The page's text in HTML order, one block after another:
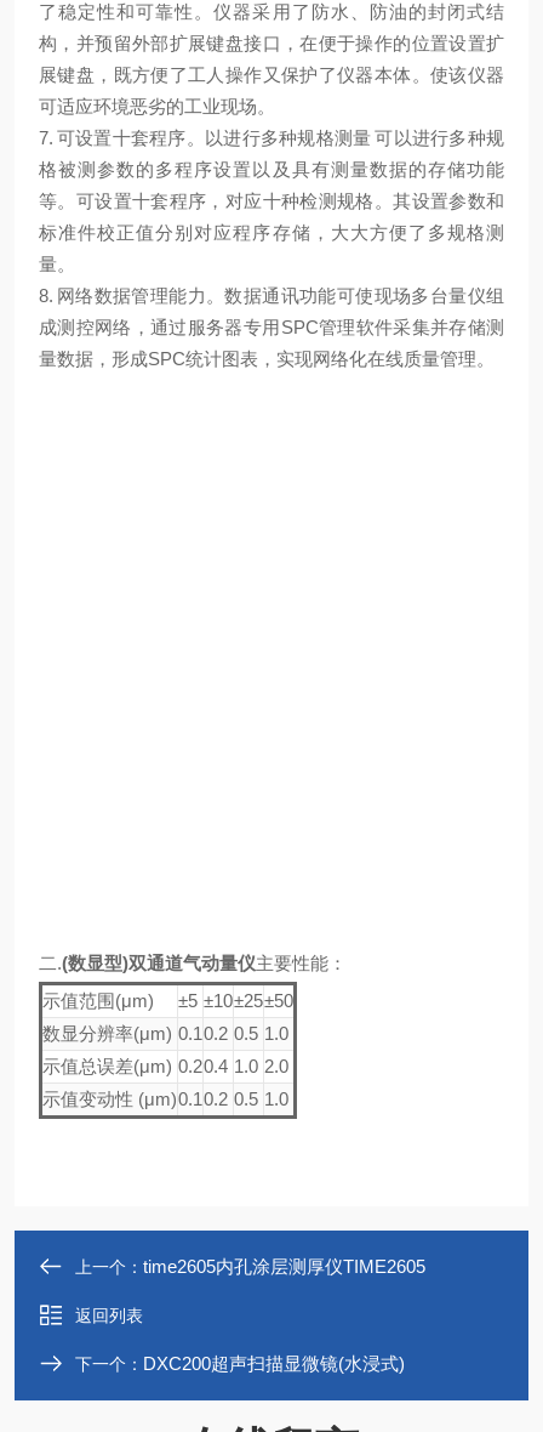
了稳定性和可靠性。仪器采用了防水、防油的封闭式结
构，并预留外部扩展键盘接口，在便于操作的位置设置扩
展键盘，既方便了工人操作又保护了仪器本体。使该仪器
可适应环境恶劣的工业现场。
7. 可设置十套程序。以进行多种规格测量可以进行多种规
格被测参数的多程序设置以及具有测量数据的存储功能
等。可设置十套程序，对应十种检测规格。其设置参数和
标准件校正值分别对应程序存储，大大方便了多规格测
量。
8. 网络数据管理能力。数据通讯功能可使现场多台量仪组
成测控网络，通过服务器专用SPC管理软件采集并存储测
量数据，形成SPC统计图表，实现网络化在线质量管理。
二.(数显型)双通道气动量仪主要性能：
示值范围(μm)
±5 ±10±25±50
数显分辨率(μm) 0.10.2 0.5 1.0
示值总误差(μm) 0.20.4 1.0 2.0
示值变动性 (μm)0.10.2 0.5 1.0
上一个： time2605内孔涂层测厚仪TIME2605
返回列表
下一个： DXC200超声扫描显微镜(水浸式)